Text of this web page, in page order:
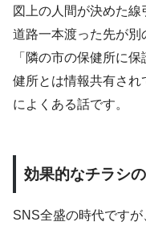
図上の人間が決めた線
道路一本渡った先が別
「隣の市の保健所に
健所とは情報共有され
によくある話です。
効果的なチラシ
SNS全盛の時代です